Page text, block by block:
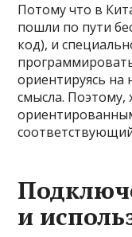
Потому что в
пошли по пути
код), и
ориентируясь
смысла. Поэтому,
и